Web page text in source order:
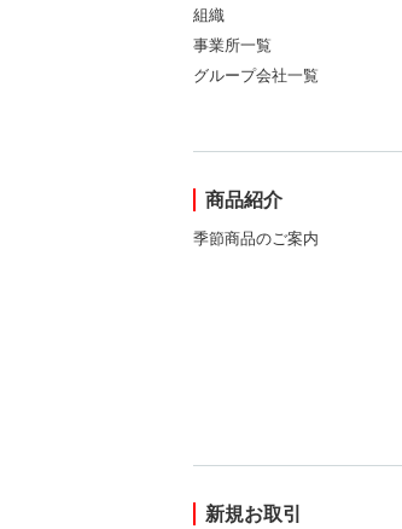
組織
事業所一覧
グループ会社一覧
商品紹介
季節商品のご案内
新規お取引